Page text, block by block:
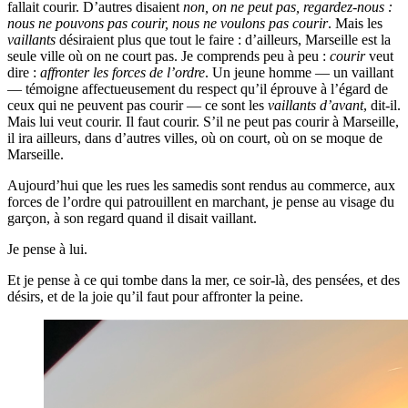
fallait courir. D’autres disaient non, on ne peut pas, regardez-nous :
nous ne pouvons pas courir, nous ne voulons pas courir. Mais les
vaillants désiraient plus que tout le faire : d’ailleurs, Marseille est la
seule ville où on ne court pas. Je comprends peu à peu : courirveut
dire : affronter les forces de l’ordre. Un jeune homme — un vaillant
— témoigne affectueusement du respect qu’il éprouve à l’égard de
ceux qui ne peuvent pas courir — ce sont les vaillants d’avant, dit-il.
Mais lui veut courir. Il faut courir. S’il ne peut pas courir à Marseille,
il ira ailleurs, dans d’autres villes, où on court, où on se moque de
Marseille.
Aujourd’hui que les rues les samedis sont rendus au commerce, aux
forces de l’ordre qui patrouillent en marchant, je pense au visage du
garçon, à son regard quand il disait vaillant.
Je pense à lui.
Et je pense à ce qui tombe dans la mer, ce soir-là, des pensées, et des
désirs, et de la joie qu’il faut pour affronter la peine.